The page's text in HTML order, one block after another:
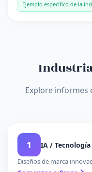
Ejemplo específico de la
Explore informes
1 IA / Tecnología
Diseños de marca